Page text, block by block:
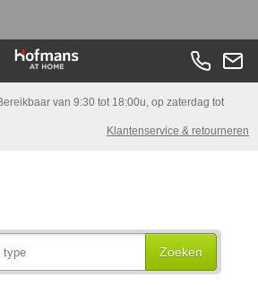
van 9:30 tot 18:00u, op zaterdag tot
Klantenservice & retourneren
Zoeken